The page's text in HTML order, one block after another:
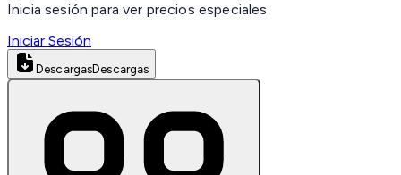
Inicia sesión para ver precios especiales
Iniciar Sesión
DescargasDescargas